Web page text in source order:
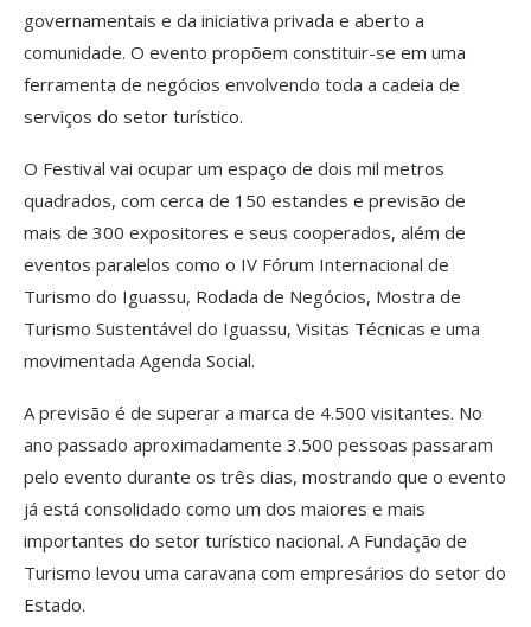
governamentais e da iniciativa privada e aberto a
comunidade. O evento propõem constituir-se em uma
ferramenta de negócios envolvendo toda a cadeia de
serviços do setor turístico.
O Festival vai ocupar um espaço de dois mil metros
quadrados, com cerca de 150 estandes e previsão de
mais de 300 expositores e seus cooperados, além de
eventos paralelos como o IV Fórum Internacional de
Turismo do Iguassu, Rodada de Negócios, Mostra de
Turismo Sustentável do Iguassu, Visitas Técnicas e uma
movimentada Agenda Social.
A previsão é de superar a marca de 4.500 visitantes. No
ano passado aproximadamente 3.500 pessoas passaram
pelo evento durante os três dias, mostrando que o evento
já está consolidado como um dos maiores e mais
importantes do setor turístico nacional. A Fundação de
Turismo levou uma caravana com empresários do setor do
Estado.